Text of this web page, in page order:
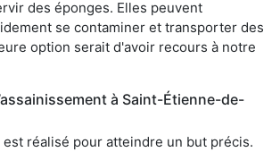
des éponges. Elles peuvent
se contaminer et transporter des
option serait d'avoir recours à notre
à Saint-Étienne-de-
est réalisé pour atteindre un but précis.